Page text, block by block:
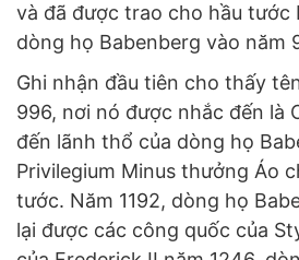
và đã được trao cho hầu tước
dòng họ Babenberg vào năm
Ghi nhận đầu tiên cho thấy
996, nơi nó được nhắc đến là
đến lãnh thổ của dòng họ
Privilegium Minus thưởng Áo
tước. Năm 1192, dòng họ
lại được các công quốc của